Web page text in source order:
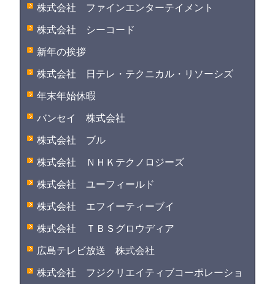
株式会社 ファインエンターテイメント
株式会社 シーコード
新年の挨拶
株式会社 日テレ・テクニカル・リソーシズ
年末年始休暇
バンセイ 株式会社
株式会社 ブル
株式会社 ＮＨＫテクノロジーズ
株式会社 ユーフィールド
株式会社 エフイーティーブイ
株式会社 ＴＢＳグロウディア
広島テレビ放送 株式会社
株式会社 フジクリエイティブコーポレーショ